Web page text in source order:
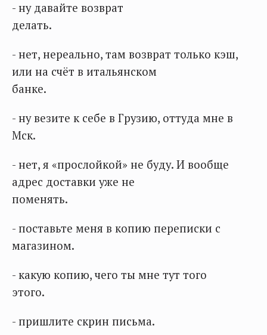
- ну давайте возврат
делать.
- нет, нереально, там возврат только кэш,
или на счёт в итальянском
банке.
- ну везите к себе в Грузию, оттуда мне в
Мск.
- нет, я «прослойкой» не буду. И вообще
адрес доставки уже не
поменять.
- поставьте меня в копию переписки с
магазином.
- какую копию, чего ты мне тут того
этого.
- пришлите скрин письма.